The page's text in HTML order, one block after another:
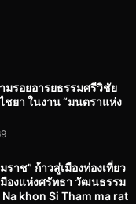
มรอยอารยธรรมศรีวิชัย
ยา ในงาน “มนตราแห่ง
าช” ก้าวสู่เมืองท่องเที่ยว
องแห่งศรัทธา วัฒนธรรม
khon Si Tham ma rat